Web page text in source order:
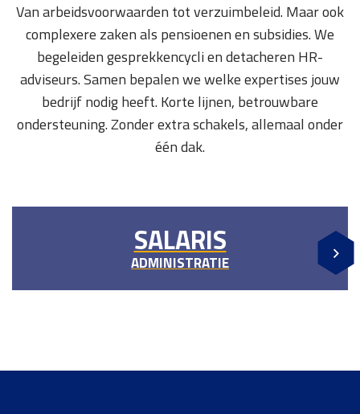
Van arbeidsvoorwaarden tot verzuimbeleid. Maar ook
complexere zaken als pensioenen en subsidies. We
begeleiden gesprekkencycli en detacheren HR-
adviseurs. Samen bepalen we welke expertises jouw
bedrijf nodig heeft. Korte lijnen, betrouwbare
ondersteuning. Zonder extra schakels, allemaal onder
één dak.
SALARIS
ADMINISTRATIE